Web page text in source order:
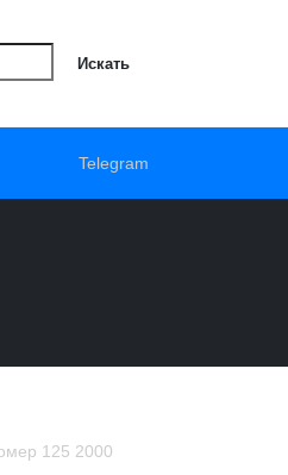
Искать
Telegram
125 2000